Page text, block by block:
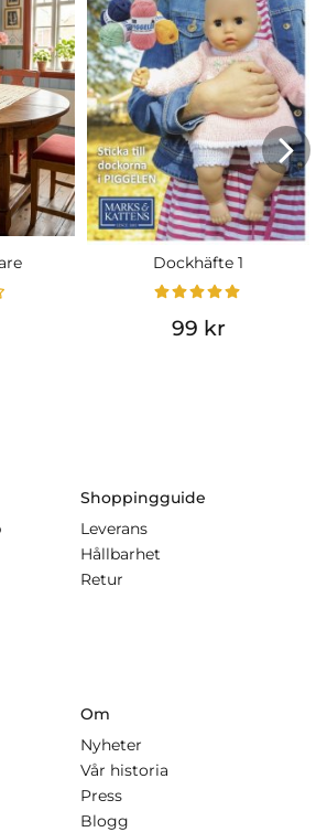
Dockhäfte 1
99 kr
Shoppingguide
Leverans
Hållbarhet
Retur
Om
Nyheter
Vår historia
Press
Blogg